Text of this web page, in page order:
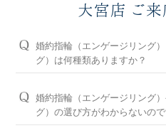
大宮店 ご
婚約指輪（エンゲージリング
グ）は何種類ありますか？
のデザインや、シンプルから
ップをご用意しております。
通りの中から、おふたりらし
婚約指輪（エンゲージリング
グ）の選び方がわからないの